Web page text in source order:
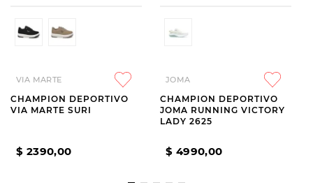
VIA MARTE
CHAMPION DEPORTIVO
VIA MARTE SURI
$ 2390,00
JOMA
CHAMPION DEPORTIVO
JOMA RUNNING VICTORY
LADY 2625
$ 4990,00